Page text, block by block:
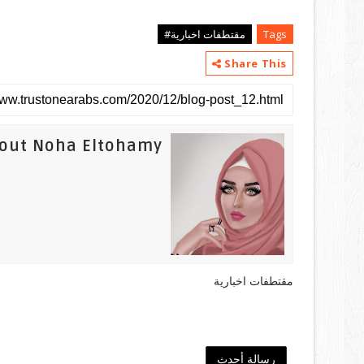
Tags
مقتطفات اخبارية#
Share This
Noha Eltohamy
مقتطفات اخبارية
رسالة أحدث